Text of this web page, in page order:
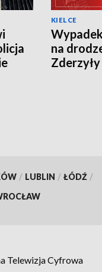
KIELCE
na
/ LUBLIN / ŁÓDŹ /
Telewizja Cyfrowa